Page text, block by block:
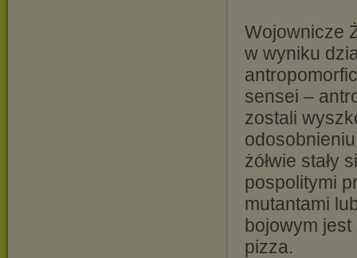
Wojownicze
w wyniku
sensei –
zostali
żółwie stały
pospolitymi
mutantami
bojowym jest
pizza.